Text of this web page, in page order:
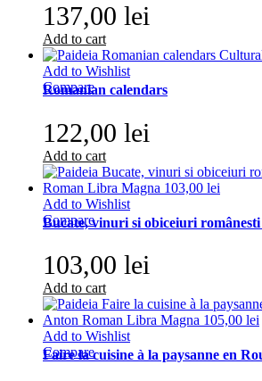
137,00 lei
Add to cart
Add to Wishlist
Compare
Romanian calendars
122,00 lei
Add to cart
Add to Wishlist
Compare
Bucate, vinuri si obiceiuri românesti
103,00 lei
Add to cart
Add to Wishlist
Compare
Faire la cuisine à la paysanne en